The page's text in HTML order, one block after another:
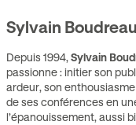
Sylvain Boudreau
Depuis 1994,Sylvain
passionne : initier son
ardeur, son
de ses conférences en
l’épanouissement, aussi